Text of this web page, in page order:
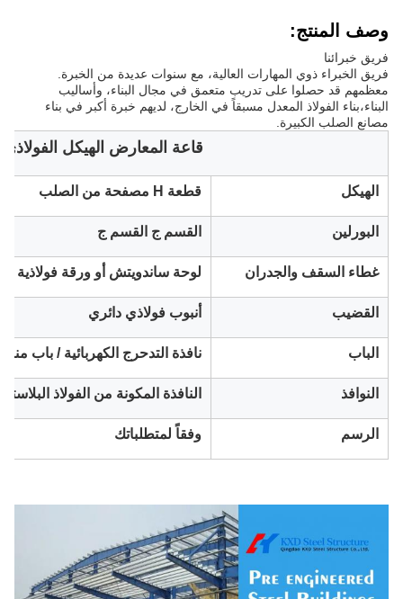
وصف المنتج:
فريق خبرائنا
فريق الخبراء ذوي المهارات العالية، مع سنوات عديدة من الخبرة.
معظمهم قد حصلوا على تدريب متعمق في مجال البناء، وأساليب
البناء،بناء الفولاذ المعدل مسبقاً في الخارج، لديهم خبرة أكبر في بناء
مصانع الصلب الكبيرة.
قاعة المعارض الهيكل الفولاذي
الهيكل قطعة H مصفحة من الصلب
البورلين القسم ج القسم ج
غطاء السقف والجدران لوحة ساندويتش أو ورقة فولاذية
القضيب أنبوب فولاذي دائري
الباب نافذة التدحرج الكهربائية / باب
النوافذ النافذة المكونة من الفولاذ
الرسم وفقاً لمتطلباتك